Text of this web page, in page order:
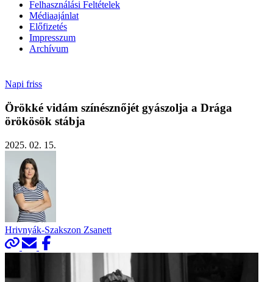
Felhasználási Feltételek
Médiaajánlat
Előfizetés
Impresszum
Archívum
Napi friss
Örökké vidám színésznőjét gyászolja a Drága
örökösök stábja
2025. 02. 15.
Hrivnyák-Szakszon Zsanett